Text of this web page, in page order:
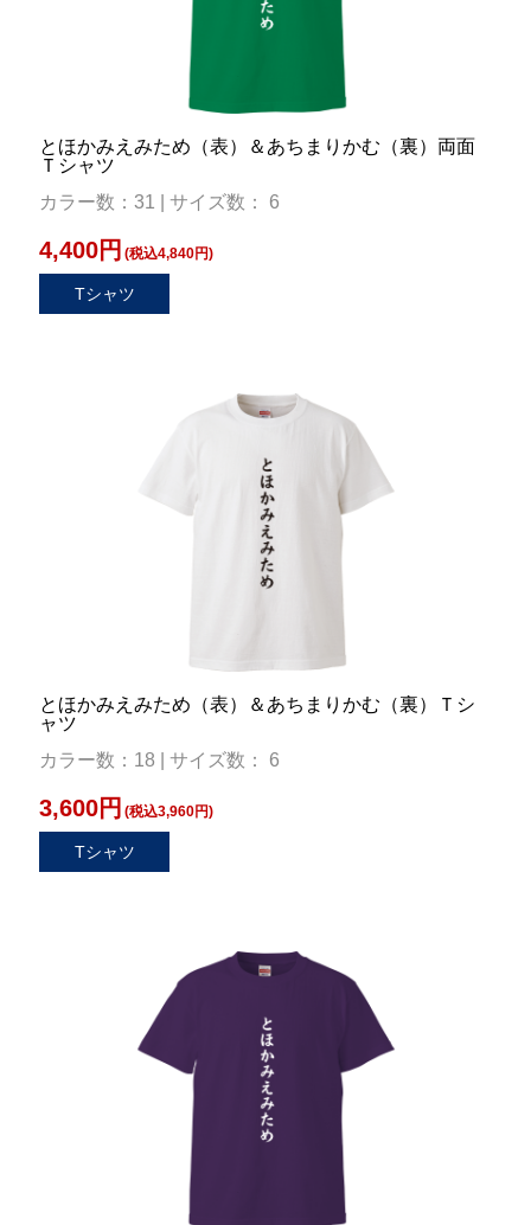
とほかみえみため（表）＆あちまりかむ（裏）両面
Ｔシャツ
カラー数：31 | サイズ数： 6
4,400円 (税込4,840円)
Tシャツ
とほかみえみため（表）＆あちまりかむ（裏）Ｔシ
ャツ
カラー数：18 | サイズ数： 6
3,600円 (税込3,960円)
Tシャツ